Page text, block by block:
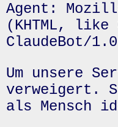
Agent:
(KHTML,
ClaudeBot/
Um unsere
verweigert.
als Mensch